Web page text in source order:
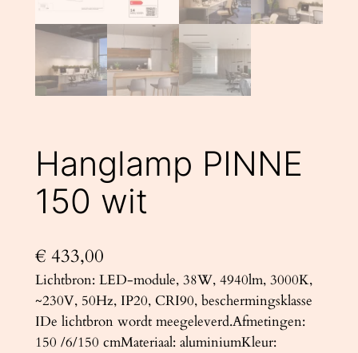
Hanglamp PINNE
150 wit
€ 433,00
Lichtbron: LED-module, 38W, 4940lm, 3000K,
~230V, 50Hz, IP20, CRI90, beschermingsklasse
IDe lichtbron wordt meegeleverd.Afmetingen:
150 /6/150 cmMateriaal: aluminiumKleur: